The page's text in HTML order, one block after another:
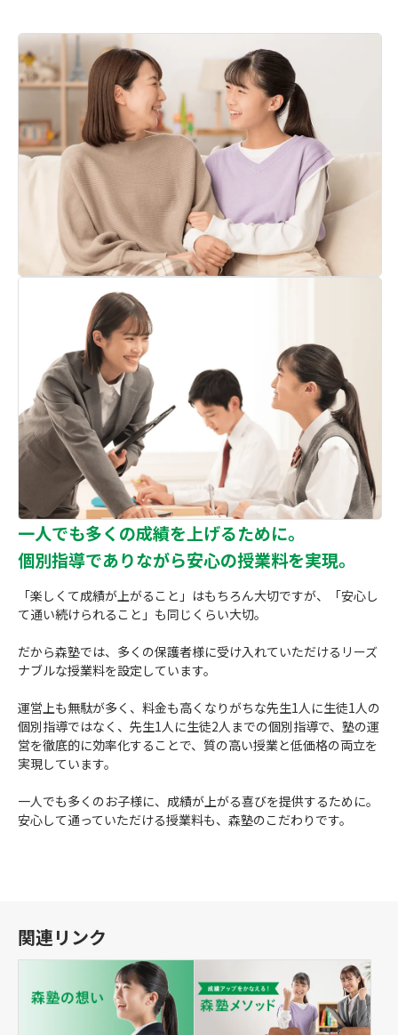
一人でも多くの成績を上げるために。
個別指導でありながら安心の授業料を実現。
「楽しくて成績が上がること」はもちろん大切ですが、「安心し
て通い続けられること」も同じくらい大切。
だから森塾では、多くの保護者様に受け入れていただけるリーズ
ナブルな授業料を設定しています。
運営上も無駄が多く、料金も高くなりがちな先生1人に生徒1人の
個別指導ではなく、先生1人に生徒2人までの個別指導で、塾の運
営を徹底的に効率化することで、質の高い授業と低価格の両立を
実現しています。
一人でも多くのお子様に、成績が上がる喜びを提供するために。
安心して通っていただける授業料も、森塾のこだわりです。
関連リンク